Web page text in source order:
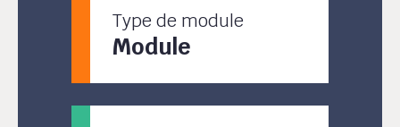
Type de module
Module